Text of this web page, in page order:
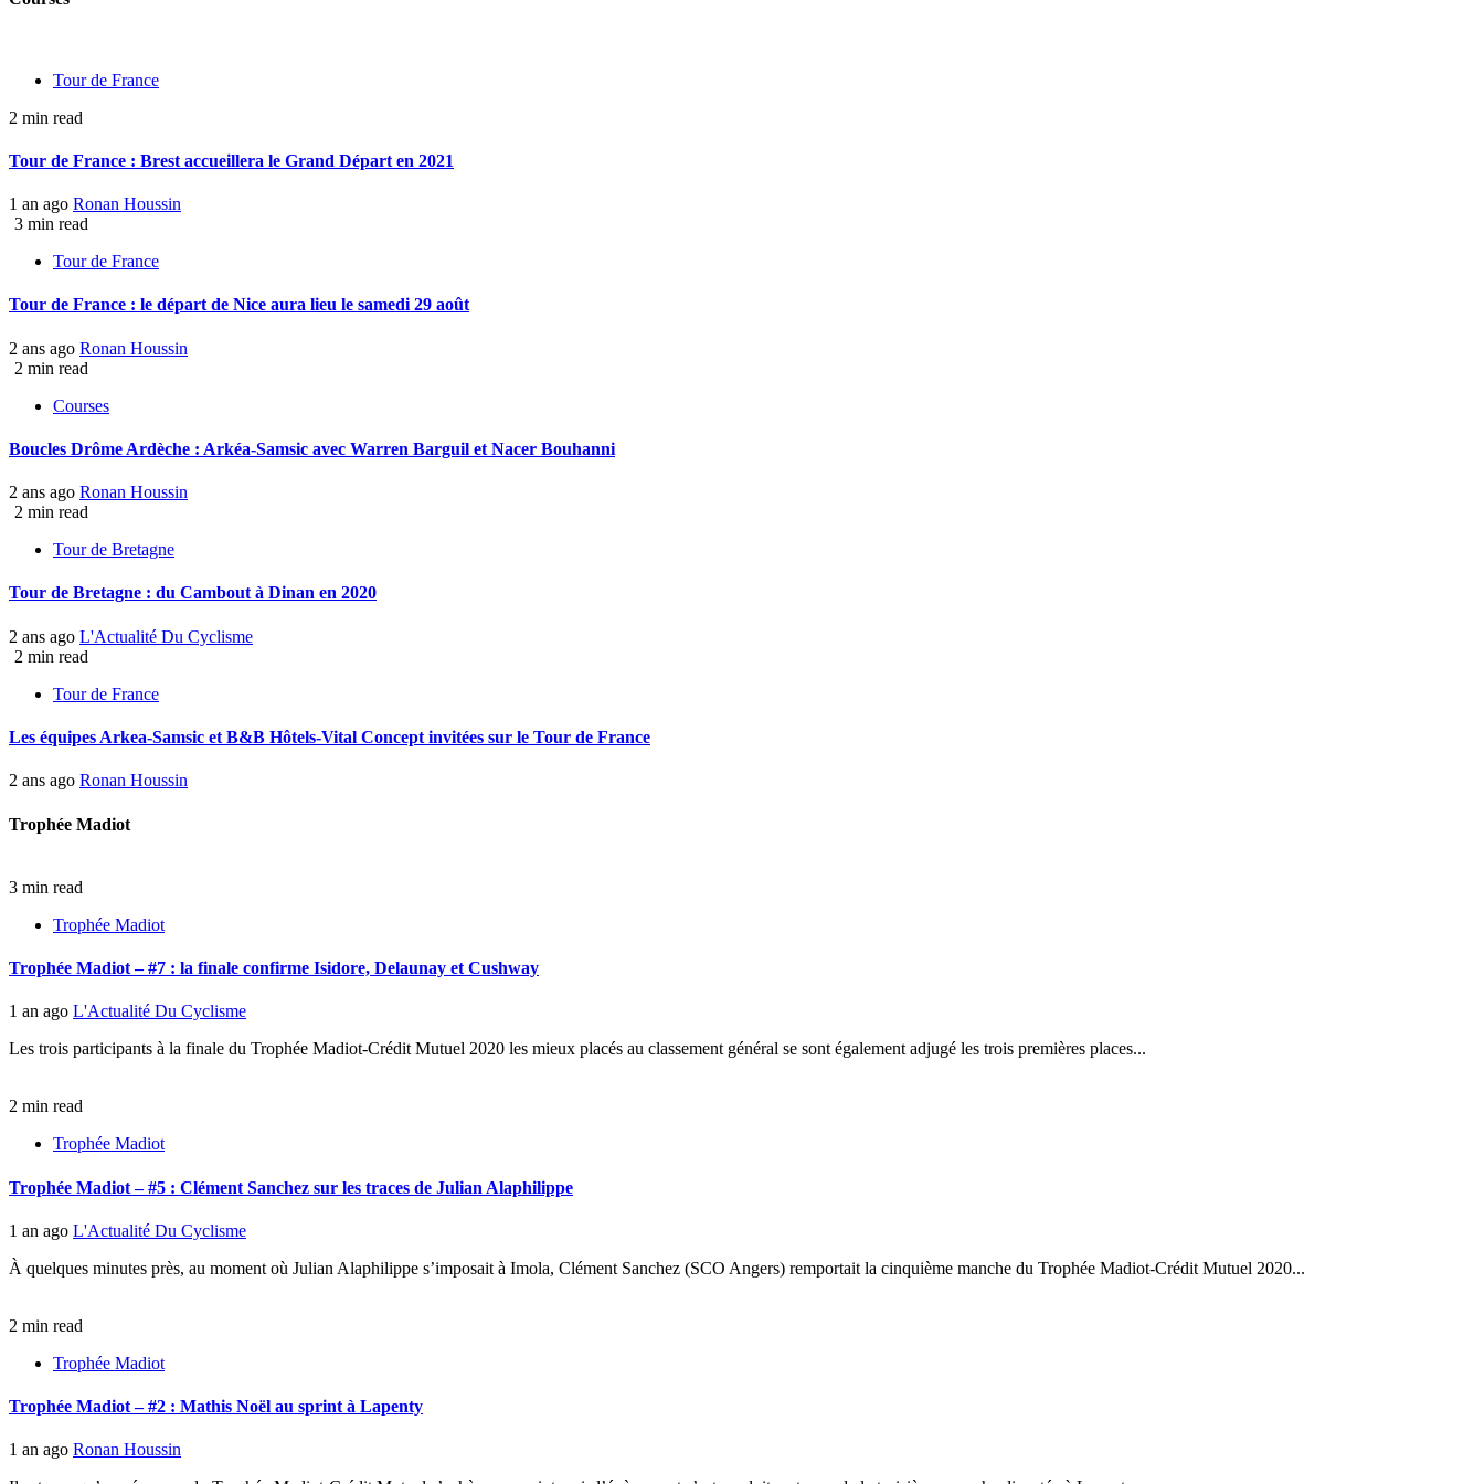
Tour de France
2 min read
Tour de France : Brest accueillera le Grand Départ en 2021
1 an ago Ronan Houssin
3 min read
Tour de France
Tour de France : le départ de Nice aura lieu le samedi 29 août
2 ans ago Ronan Houssin
2 min read
Courses
Boucles Drôme Ardèche : Arkéa-Samsic avec Warren Barguil et Nacer Bouhanni
2 ans ago Ronan Houssin
2 min read
Tour de Bretagne
Tour de Bretagne : du Cambout à Dinan en 2020
2 ans ago L'Actualité Du Cyclisme
2 min read
Tour de France
Les équipes Arkea-Samsic et B&B Hôtels-Vital Concept invitées sur le Tour de France
2 ans ago Ronan Houssin
Trophée Madiot
3 min read
Trophée Madiot
Trophée Madiot – #7 : la finale confirme Isidore, Delaunay et Cushway
1 an ago L'Actualité Du Cyclisme
Les trois participants à la finale du Trophée Madiot-Crédit Mutuel 2020 les mieux placés au classement général se sont également adjugé les trois premières places...
2 min read
Trophée Madiot
Trophée Madiot – #5 : Clément Sanchez sur les traces de Julian Alaphilippe
1 an ago L'Actualité Du Cyclisme
À quelques minutes près, au moment où Julian Alaphilippe s’imposait à Imola, Clément Sanchez (SCO Angers) remportait la cinquième manche du Trophée Madiot-Crédit Mutuel 2020...
2 min read
Trophée Madiot
Trophée Madiot – #2 : Mathis Noël au sprint à Lapenty
1 an ago Ronan Houssin